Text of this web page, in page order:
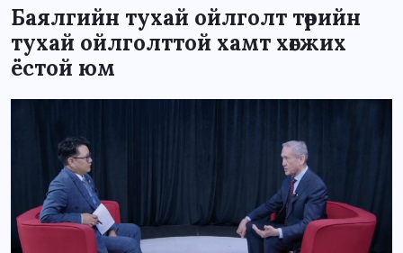
Баялгийн тухай ойлголт төрийн
тухай ойлголттой хамт хөгжих
ёстой юм